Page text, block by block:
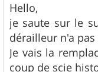
s
s
a
g
e
Hello,
je saute sur le
dérailleur n'a pas
Je vais la
coup de scie